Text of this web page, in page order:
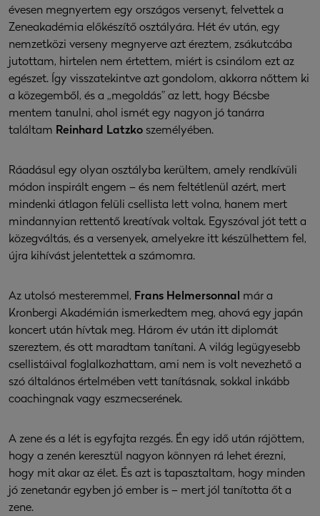
évesen megnyertem egy országos versenyt, felvettek a
Zeneakadémia előkészítő osztályára. Hét év után, egy
nemzetközi verseny megnyerve azt éreztem, zsákutcába
jutottam, hirtelen nem értettem, miért is csinálom ezt az
egészet. Így visszatekintve azt gondolom, akkorra nőttem ki
a közegemből, és a „megoldás” az lett, hogy Bécsbe
mentem tanulni, ahol ismét egy nagyon jó tanárra
találtam Reinhard Latzko személyében.
Ráadásul egy olyan osztályba kerültem, amely rendkívüli
módon inspirált engem – és nem feltétlenül azért, mert
mindenki átlagon felüli csellista lett volna, hanem mert
mindannyian rettentő kreatívak voltak. Egyszóval jót tett a
közegváltás, és a versenyek, amelyekre itt készülhettem fel,
újra kihívást jelentettek a számomra.
Az utolsó mesteremmel, Frans Helmersonnal
már a
Kronbergi Akadémián ismerkedtem meg, ahová egy japán
koncert után hívtak meg. Három év után itt diplomát
szereztem, és ott maradtam tanítani. A világ legügyesebb
csellistáival foglalkozhattam, ami nem is volt nevezhető a
szó általános értelmében vett tanításnak, sokkal inkább
coachingnak vagy eszmecserének.
A zene és a lét is egyfajta rezgés. Én egy idő után rájöttem,
hogy a zenén keresztül nagyon könnyen rá lehet érezni,
hogy mit akar az élet. És azt is tapasztaltam, hogy minden
jó zenetanár egyben jó ember is – mert jól tanította őt a
zene.